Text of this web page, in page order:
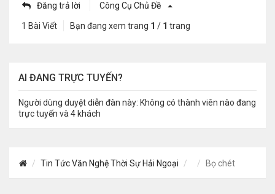
Đăng trả lời Công Cụ Chủ Đề
1 Bài Viết Bạn đang xem trang 1 / 1 trang
AI ĐANG TRỰC TUYẾN?
Người dùng duyệt diễn đàn này: Không có thành viên nào đang
trực tuyến và 4 khách
Tin Tức Văn Nghệ Thời Sự Hải Ngoại Bọ chét